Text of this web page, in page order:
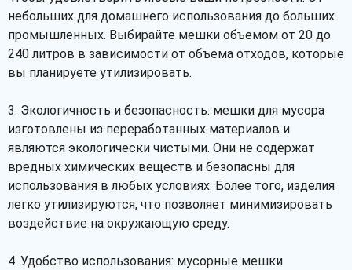
небольших для домашнего использования до больших
промышленных. Выбирайте мешки объемом от 20 до
240 литров в зависимости от объема отходов, которые
вы планируете утилизировать.
3. Экологичность и безопасность: мешки для мусора
изготовлены из переработанных материалов и
являются экологически чистыми. Они не содержат
вредных химических веществ и безопасны для
использования в любых условиях. Более того, изделия
легко утилизируются, что позволяет минимизировать
воздействие на окружающую среду.
4. Удобство использования: мусорные мешки